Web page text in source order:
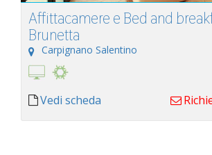
Affittacamere e Bed and
Brunetta
Carpignano Salentino
Vedi scheda